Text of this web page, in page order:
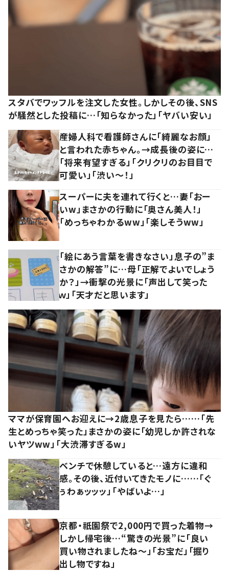
スタバでワッフルを注文した女性。しかしその後、SNS
が騒然とした投稿に…「知らなかった」「ヤバい安い」
産婦人科で看護師さんに「綺麗なお顔」
と言われた赤ちゃん。→成長後の姿に…
「将来有望すぎる」「クリクリのお目目で
可愛い」「渋い～！」
スーパーに夫を連れて行くと…妻「おー
いw」まさかの行動に「奥さん美人！」
「めっちゃわかるww」「楽しそうww」
「絵にあう言葉を書きなさい」息子の”ま
さかの解答”に…母「正解でよいでしょう
か？」→衝撃の光景に「声出して笑った
ｗ」「天才だと思います」
ママが保育園へお迎えに→2歳息子を見たら……「先
生とめっちゃ笑った」まさかの姿に「幼児しか許されな
いヤツww」「大渋滞すぎるw」
ベンチで休憩していると…遠方に違和
感。その後、近付いてきたモノに……「ぐ
ぅわぁッッッ」「やばいよ…」
京都・祇園祭で2,000円で買った着物→
しかし帰宅後…“驚きの光景”に「良い
買い物されましたね～」「お宝だ」「掘り
出し物ですね」